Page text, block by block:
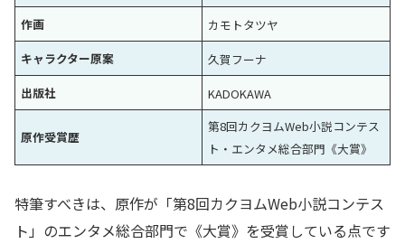
作画
カモトタツヤ
キャラクター原案
久賀フーナ
出版社
KADOKAWA
原作受賞歴
第8回カクヨムWeb小説コンテス
ト・エンタメ総合部門《大賞》
特筆すべきは、原作が「第8回カクヨムWeb小説コンテス
ト」のエンタメ総合部門で《大賞》を受賞している点です